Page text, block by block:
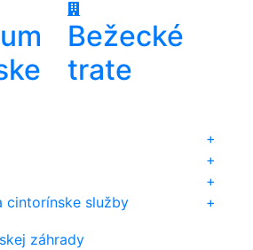
Bežecké
trate
+
+
+
cintorínske služby
+